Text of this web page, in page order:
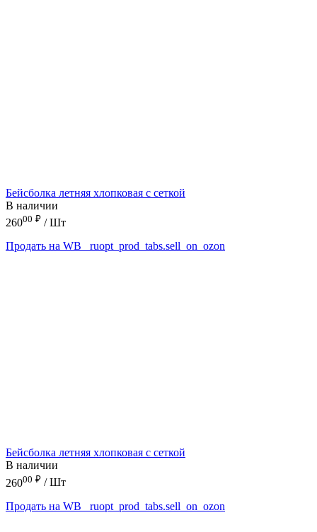
Бейсболка летняя хлопковая с сеткой
В наличии
26000 ₽ / Шт
Продать на WB
_ruopt_prod_tabs.sell_on_ozon
Бейсболка летняя хлопковая с сеткой
В наличии
26000 ₽ / Шт
Продать на WB
_ruopt_prod_tabs.sell_on_ozon